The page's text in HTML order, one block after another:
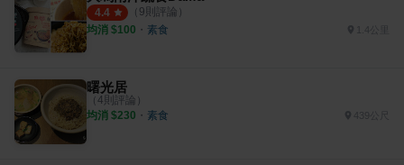
4.4 （ 9則評論）
均消 $100 ・ 素食 1.4公里
曙光居
（ 4則評論）
均消 $230 ・ 素食